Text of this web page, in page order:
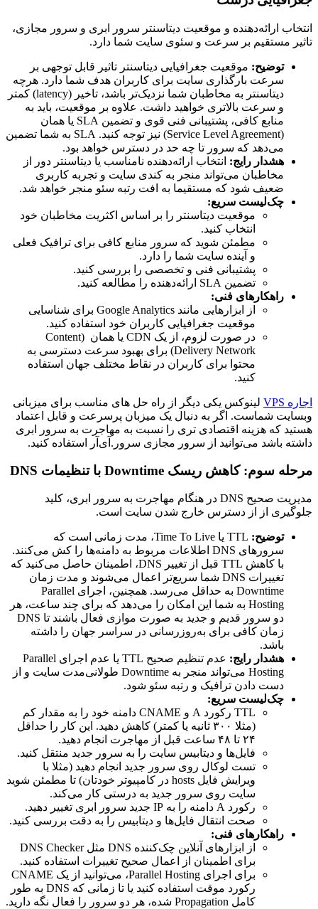
انتخاب ارائه‌دهنده و موقعیت دیتاسنتر سرور ابری و سرور مجازی،
تاثیر مستقیم بر سرعت و سئوی سایت شما دارد.
توضیح: موقعیت جغرافیایی دیتاسنتر تاثیر قابل توجهی بر
سرعت بارگذاری سایت برای کاربران هدف شما دارد. هرچه
دیتاسنتر به مخاطبان شما نزدیک‌تر باشد، تاخیر (latency) کمتر
و سرعت بالاتری خواهید داشت. علاوه بر موقعیت، باید به
منابع کافی، پشتیبانی فنی قوی و تضمین SLA یا همان
(Service Level Agreement) نیز توجه کنید. SLA به شما تضمین
می‌دهد که سرور تا چه حد در دسترس خواهد بود.
هشدار رایج: انتخاب ارائه‌دهنده نامناسب یا دیتاسنتر دور از
مخاطبان می‌تواند منجر به کندی سایت و تجربه کاربری
ضعیف شود که مستقیما به افت رتبه سئو منجر خواهد شد.
چک‌لیست سریع:
موقعیت دیتاسنتر را بر اساس اکثریت مخاطبان خود
انتخاب کنید.
مطمئن شوید که سرور منابع کافی برای ترافیک فعلی
و آینده سایت شما را دارد.
پشتیبانی فنی و تخصصی را بررسی کنید.
تضمین SLA ارائه‌دهنده را مطالعه کنید.
راهکارهای فنی:
از ابزارهایی مانند Google Analytics برای شناسایی
موقعیت جغرافیایی کاربران خود استفاده کنید.
در صورت لزوم، از یک CDN یا همان (Content
Delivery Network) برای بهبود سرعت دسترسی به
محتوا برای کاربران در نقاط مختلف جهان استفاده
کنید.
اجاره VPS
لینوکس یکی دیگر از راه حل های مناسب برای میزبانی
وبسایت شماست. اگر به دنبال یک میزبان پرسرعت و قابل اعتماد
هستید که هزینه اقتصادی تری را نسبت به مهاجرت به سرور ابری
داشته باشد می‌توانید از سرور مجازی سرور.آی‌آر استفاده کنید.
مرحله سوم: کاهش ریسک Downtime با تنظیمات DNS
مدیریت صحیح DNS در هنگام مهاجرت به سرور ابری، کلید
جلوگیری از از دسترس خارج شدن سایت است.
توضیح:
TTL یا Time To Live، مدت زمانی است که
سرورهای DNS اطلاعات مربوط به دامنه‌ها را کش می‌کنند.
با کاهش TTL قبل از تغییر DNS، اطمینان حاصل می‌کنید که
تغییرات DNS شما سریع‌تر اعمال می‌شوند و مدت زمان
Downtime به حداقل می‌رسد. همچنین، اجرای Parallel
Hosting به شما این امکان را می‌دهد که برای چند ساعت، هر
دو سرور قدیم و جدید به صورت موازی فعال باشند تا DNS
زمان کافی برای به‌روزرسانی در سراسر جهان را داشته
باشد.
هشدار رایج:
عدم تنظیم صحیح TTL یا عدم اجرای Parallel
Hosting می‌تواند منجر به Downtime طولانی‌مدت سایت و از
دست دادن ترافیک و رتبه سئو شود.
چک‌لیست سریع:
TTL رکورد A و CNAME دامنه خود را به مقدار کم
(مثلا ۳۰۰ ثانیه یا کمتر) کاهش دهید. این کار را حداقل
۲۴ تا ۴۸ ساعت قبل از مهاجرت انجام دهید.
فایل‌ها و دیتابیس سایت را به سرور جدید منتقل کنید.
تست لوکال روی سرور جدید انجام دهید (مثلا با
ویرایش فایل hosts در کامپیوتر خودتان) تا مطمئن شوید
سایت روی سرور جدید به درستی کار می‌کند.
رکورد A دامنه را به IP جدید سرور ابری تغییر دهید.
صحت انتقال فایل‌ها و دیتابیس را به دقت بررسی کنید.
راهکارهای فنی:
از ابزارهای آنلاین چک‌کننده DNS مثل DNS Checker
برای اطمینان از اعمال صحیح تغییرات استفاده کنید.
برای اجرای Parallel Hosting، می‌توانید از یک CNAME
رکورد موقت استفاده کنید یا تا زمانی که DNS به طور
کامل Propagation شده، هر دو سرور را فعال نگه دارید.